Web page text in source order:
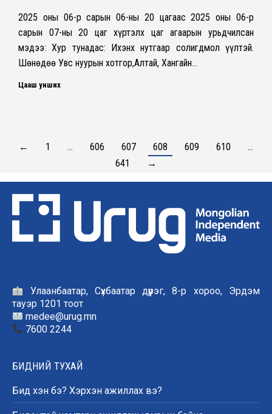
2025 оны 06-р сарын 06-ны 20 цагаас 2025 оны 06-р
сарын 07-ны 20 цаг хүртэлх цаг агаарын урьдчилсан
мэдээ: Хур тунадас: Ихэнх нутгаар солигдмол үүлтэй.
Шөнөдөө Увс нуурын хотгор,Алтай, Хангайн…
Цааш унших
← 1 … 606 607 608 609 610
…
641
→
Улаанбаатар, Сүхбаатар дүүрэг, 8-р хороо, Эрдэм
тауэр 1201 тоот
medee@urug.mn
7600 2244
БИДНИЙ ТУХАЙ
Бид хэн бэ? Хэрхэн ажиллах вэ?